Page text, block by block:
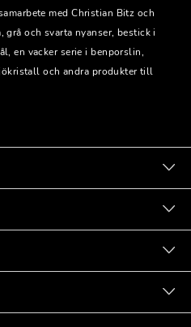
med Christian Bitz och
och svarta nyanser, bestick i
en vacker serie i benporslin,
och andra produkter till